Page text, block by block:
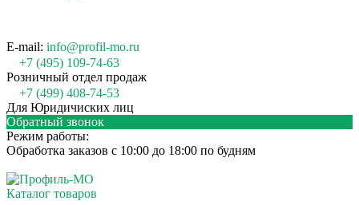
E-mail: info@profil-mo.ru
+7 (495) 109-74-63
Розничный отдел продаж
+7 (499) 408-74-53
Для Юридичиских лиц
Обратный звонок
Режим работы:
Обработка заказов с 10:00 до 18:00 по будням
Каталог товаров